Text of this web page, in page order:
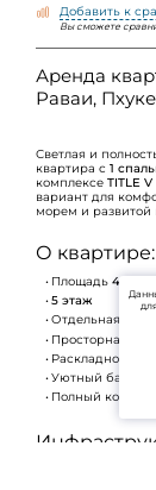
Добавить к
Вы сможете
Аренда
Раваи,
Светлая и
квартира с 1
комплексе TITLE V
вариант для
морем и развитой
О квартире:
Площадь 40,5
5 этаж
Отдельная
Просторная
Раскладной
Уютный балкон
Полный